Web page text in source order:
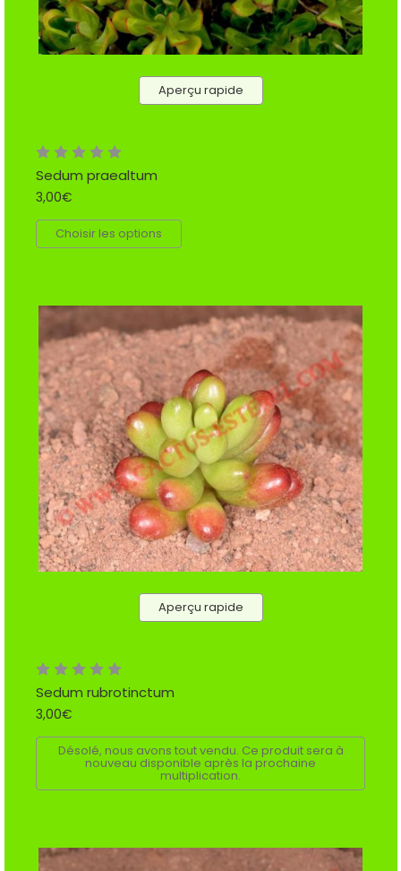
Aperçu rapide
Sedum praealtum
3,00€
Choisir les options
Aperçu rapide
Sedum rubrotinctum
3,00€
Désolé, nous avons tout vendu. Ce produit sera à
nouveau disponible après la prochaine
multiplication.